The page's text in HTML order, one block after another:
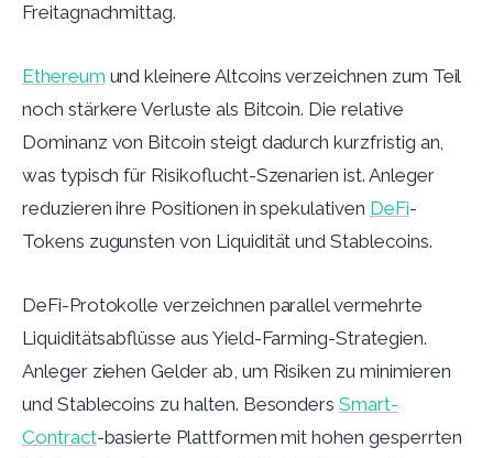
Freitagnachmittag.
Ethereum und kleinere Altcoins verzeichnen zum Teil
noch stärkere Verluste als Bitcoin. Die relative
Dominanz von Bitcoin steigt dadurch kurzfristig an,
was typisch für Risikoflucht-Szenarien ist. Anleger
reduzieren ihre Positionen in spekulativen DeFi-
Tokens zugunsten von Liquidität und Stablecoins.
DeFi-Protokolle verzeichnen parallel vermehrte
Liquiditätsabflüsse aus Yield-Farming-Strategien.
Anleger ziehen Gelder ab, um Risiken zu minimieren
und Stablecoins zu halten. BesondersSmart-
Contract-basierte Plattformen mit hohen gesperrten